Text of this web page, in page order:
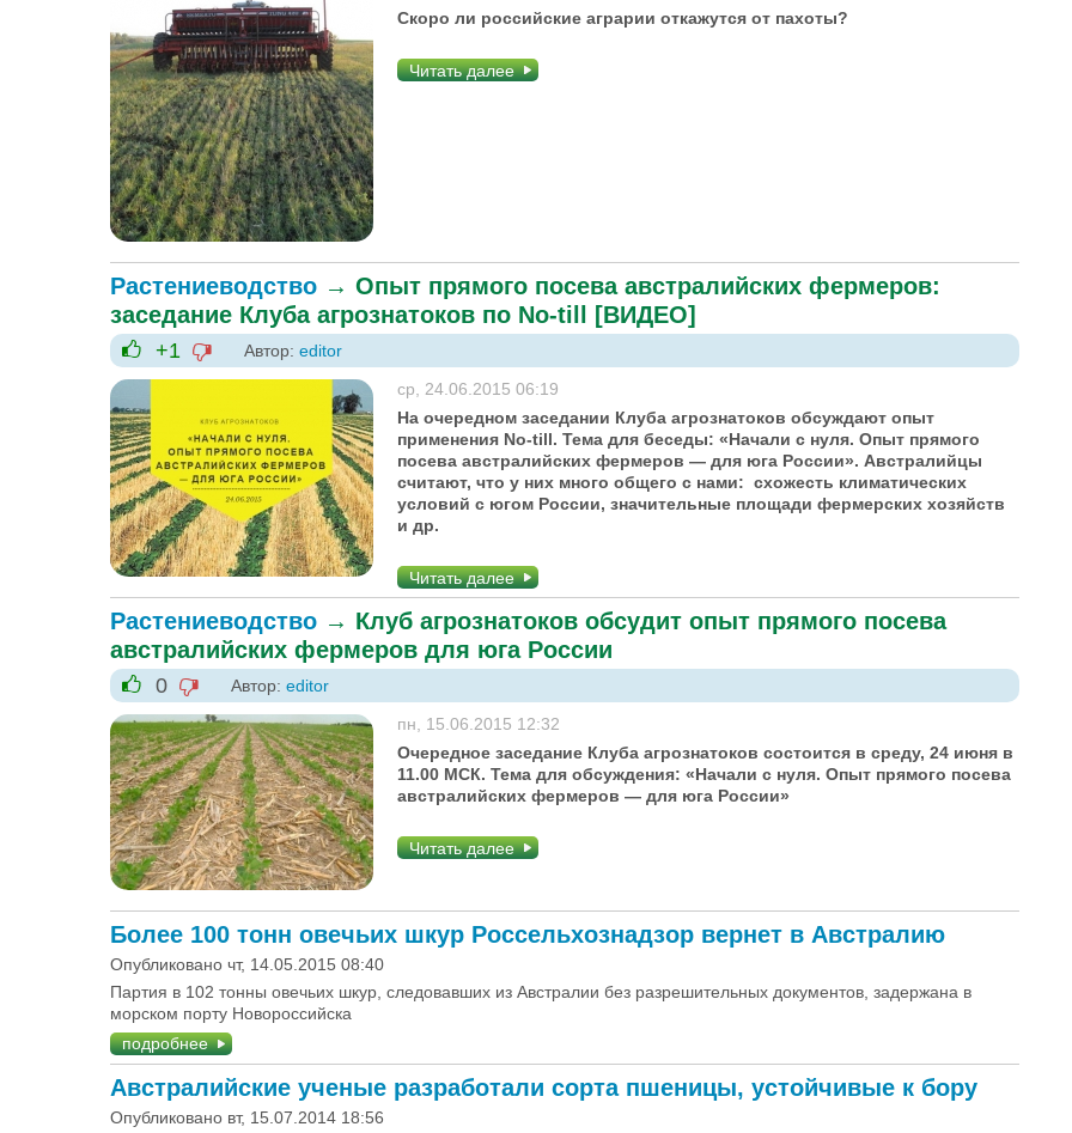
Скоро ли российские аграрии откажутся от пахоты?
Читать далее
Растениеводство → Опыт прямого посева австралийских фермеров:
заседание Клуба агрознатоков по No-till [ВИДЕО]
+1
+1
-1
Автор: editor
ср, 24.06.2015 06:19
На очередном заседании Клуба агрознатоков обсуждают опыт
применения No-till. Тема для беседы: «Начали с нуля. Опыт прямого
посева австралийских фермеров — для юга России». Австралийцы
считают, что у них много общего с нами: схожесть климатических
условий с югом России, значительные площади фермерских хозяйств
и др.
Читать далее
Растениеводство → Клуб агрознатоков обсудит опыт прямого посева
австралийских фермеров для юга России
+1
0
-1
Автор: editor
пн, 15.06.2015 12:32
Очередное заседание Клуба агрознатоков состоится в среду, 24 июня в
11.00 МСК. Тема для обсуждения: «Начали с нуля. Опыт прямого посева
австралийских фермеров — для юга России»
Читать далее
Более 100 тонн овечьих шкур Россельхознадзор вернет в Австралию
Опубликовано чт, 14.05.2015 08:40
Партия в 102 тонны овечьих шкур, следовавших из Австралии без разрешительных документов, задержана в
морском порту Новороссийска
подробнее
Австралийские ученые разработали сорта пшеницы, устойчивые к бору
Опубликовано вт, 15.07.2014 18:56